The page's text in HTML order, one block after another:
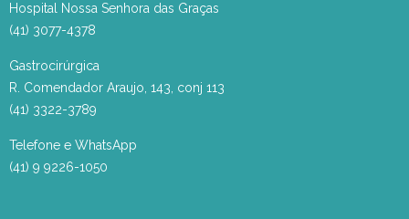
Hospital Nossa Senhora das Graças
(41) 3077-4378
Gastrocirúrgica
R. Comendador Araujo, 143, conj 113
(41) 3322-3789
Telefone e WhatsApp
(41) 9 9226-1050